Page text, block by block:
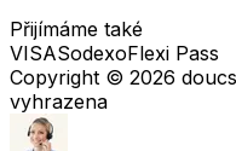
Přijímáme také
VISASodexoFlexi Pass
Copyright © 2026
vyhrazena